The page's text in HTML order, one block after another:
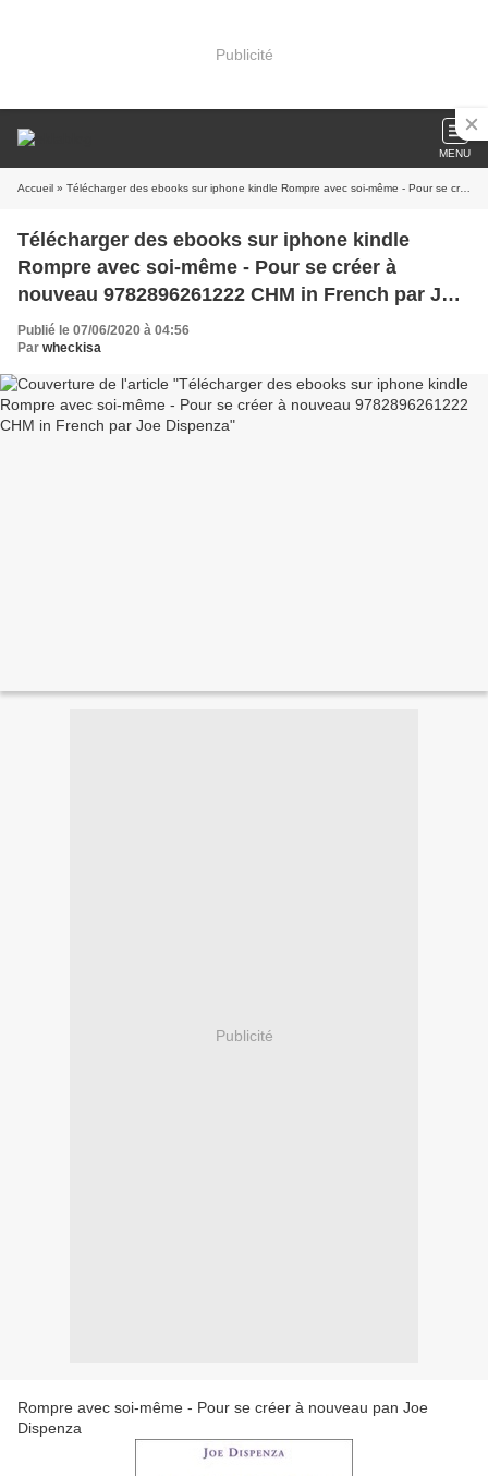
Publicité
MENU
Accueil » Télécharger des ebooks sur iphone kindle Rompre avec soi-même - Pour se créer à nouveau 9782896261222 CHM in French par Joe Dispenza
Télécharger des ebooks sur iphone kindle
Rompre avec soi-même - Pour se créer à
nouveau 9782896261222 CHM in French par Joe
Dispenza
Publié le 07/06/2020 à 04:56
Par wheckisa
Publicité
Rompre avec soi-même - Pour se créer à nouveau pan Joe
Dispenza